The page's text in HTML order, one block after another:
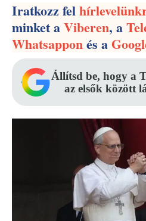
Iratkozz fel
minket aViberen, a
Whatsapponés a
Állítsd be, hogy a
az elsők között